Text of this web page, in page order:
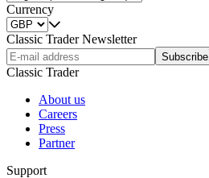
Currency
Classic Trader Newsletter
Subscribe
Classic Trader
About us
Careers
Press
Partner
Support